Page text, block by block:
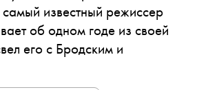
известный режиссер
об одном годе из своей
его с Бродским и